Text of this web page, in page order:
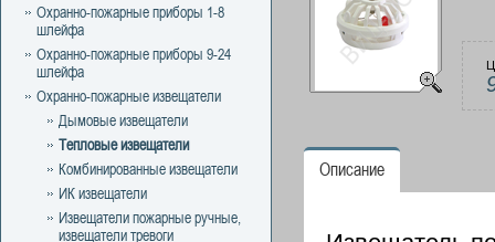
Описание
Охранно-пожарные приборы 1-8
шлейфа
Охранно-пожарные приборы 9-24
шлейфа
Охранно-пожарные извещатели
Дымовые извещатели
Тепловые извещатели
Комбинированные извещатели
ИК извещатели
Извещатели пожарные ручные,
извещатели тревоги